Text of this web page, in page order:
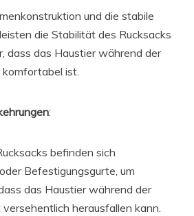
und die stabile
die Stabilität des Rucksacks
dass das Haustier während der
komfortabel ist.
:
befinden sich
Befestigungsgurte, um
das Haustier während der
herausfallen kann.